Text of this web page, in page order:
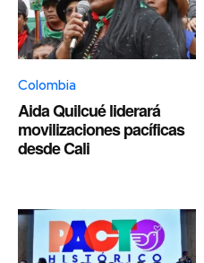
Colombia
Aida Quilcué liderará
movilizaciones pacíficas
desde Cali